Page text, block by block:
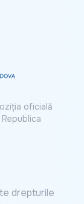
oficială
drepturile